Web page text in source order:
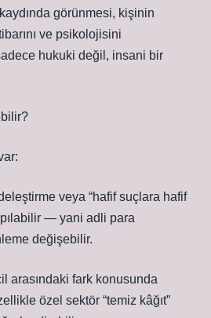
görünmesi, kişinin
ve psikolojisini
hukuki değil, insani bir
veya “hafif suçlara hafif
— yani adli para
değişebilir.
arasındaki fark konusunda
özel sektör “temiz kâğıt”